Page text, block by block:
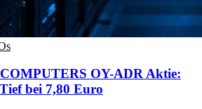
OY-ADR Aktie:
bei 7,80 Euro